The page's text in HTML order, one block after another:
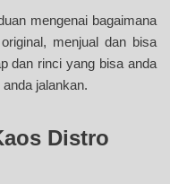
mengenai bagaimana
menjual dan bisa
dan rinci yang bisa anda
jalankan.
Distro